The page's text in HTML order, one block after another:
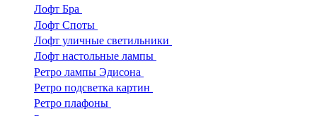
Лофт Бра
Лофт Споты
Лофт уличные светильники
Лофт настольные лампы
Ретро лампы Эдисона
Ретро подсветка картин
Ретро плафоны